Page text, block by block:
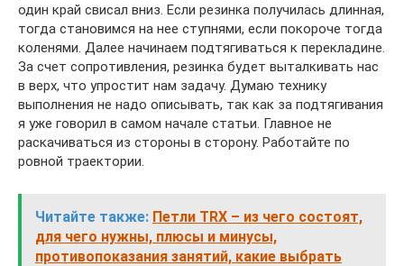
один край свисал вниз. Если резинка получилась длинная,
тогда становимся на нее ступнями, если покороче тогда
коленями. Далее начинаем подтягиваться к перекладине.
За счет сопротивления, резинка будет выталкивать нас
в верх, что упростит нам задачу. Думаю технику
выполнения не надо описывать, так как за подтягивания
я уже говорил в самом начале статьи. Главное не
раскачиваться из стороны в сторону. Работайте по
ровной траектории.
Читайте также: Петли TRX – из чего состоят,
для чего нужны, плюсы и минусы,
противопоказания занятий, какие выбрать